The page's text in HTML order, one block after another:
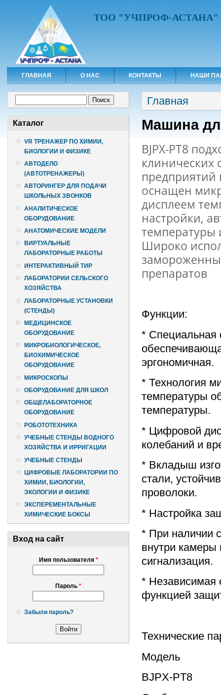
ТОО "УЧПРОФ-АСТАНА"
ГЛАВНАЯ О НАС КОНТАКТЫ НАШИ
Каталог
VR ТРЕНАЖЕР ПО ХИМИИ,
БИОЛОГИИ И ФИЗИКЕ
АВТОДЕЛО
(АВТОТРЕНАЖЕРЫ)
АВТОРИНГЕР ДЛЯ ПОДАЧИ
ШКОЛЬНЫХ ЗВОНКОВ
АНАЛИТИЧЕСКОЕ
ОБОРУДОВАНИЕ
АНАТОМИЧЕСКИЕ МОДЕЛИ
ВИРТУАЛЬНЫЕ
ЛАБОРАТОРНЫЕ РАБОТЫ
ИНТЕРАКТИВНЫЙ ТИР
ЛАБОРАТОРИИ СЕЛЬСКОГО
ХОЗЯЙСТВА
ЛАБОРАТОРНЫЕ УСТАНОВКИ
(СТЕНДЫ)
МЕДИЦИНСКОЕ
ОБОРУДОВАНИЕ
МИКРОБИОЛОГИЧЕСКОЕ,
БИОХИМИЧЕСКОЕ
ОБОРУДОВАНИЕ
МИКРОСКОПЫ
ОБОРУДОВАНИЕ ДЛЯ ШКОЛ
ОБЩЕЛАБОРАТОРНОЕ
ОБОРУДОВАНИЕ
РОБОТОТЕХНИКА
УЧЕБНЫЕ СТЕНДЫ ВОДНОГО
ХОЗЯЙСТВА И ИРРИГАЦИИ
УЧЕБНЫЕ СТЕНДЫ
ЦИФРОВЫЕ ЛАБОРАТОРИИ ПО
ХИМИИ, БИОЛОГИИ,
ЭКОЛОГИИ И ФИЗИКЕ
ЭКСПЕРЕМЕНТАЛЬНЫЕ
ХИМИЧЕСКИЕ БОКСЫ
Вход на сайт
Имя пользователя *
Пароль *
Забыли пароль?
Вы здесь
Главная
Машина
BJPX-PT8
клинических
предприятий
оснащен
дисплеем
настройки,
Широко
препаратов
Функции:
* Специальная
эргономичная.
* Технология
температуры
температуры.
* Цифровой
колебаний и
* Вкладыш
стали,
проволоки.
* Настройка
* При наличии
внутри камеры
сигнализация.
* Независимая
функцией
Технические
Модель
BJPX-PT8